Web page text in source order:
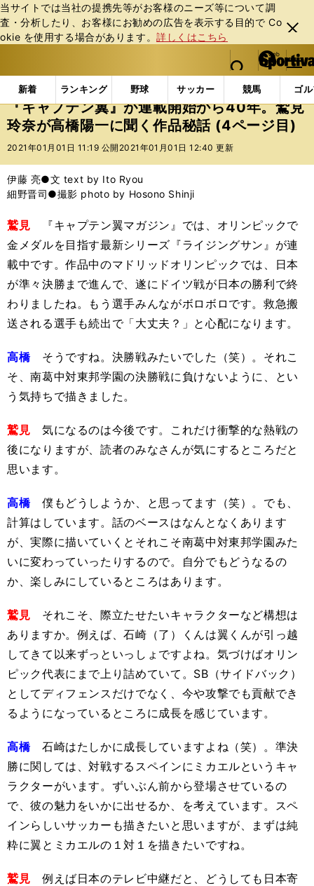
当サイトでは当社の提携先等がお客様のニーズ等について調
査・分析したり、お客様にお勧めの広告を表⽰する⽬的で Co
okie を使⽤する場合があります。詳しくはこちら
閉じ
る
web Sportiva (webスポルティーバ)
検索
マイペ
ー
ジ
メニュ
新着 ランキング 野球 サッカー 競馬 ゴ
b
ス
ポ
ル
バ
エンタメ その他 『キャプテン翼』が連載開始から
『キャプテン翼』が連載開始から40年。鷲見
玲奈が高橋陽一に聞く作品秘話 (4ページ目)
2021年01月01日 11:19 公開 2021年01月01日 12:40 更新
伊藤 亮●文 text by Ito Ryou
細野晋司●撮影 photo by Hosono Shinji
鷲見 『キャプテン翼マガジン』では、オリンピックで
金メダルを目指す最新シリーズ『ライジングサン』が連
載中です。作品中のマドリッドオリンピックでは、日本
が準々決勝まで進んで、遂にドイツ戦が日本の勝利で終
わりましたね。もう選手みんながボロボロです。救急搬
送される選手も続出で「大丈夫？」と心配になります。
高橋そうですね。決勝戦みたいでした（笑）。それこ
そ、南葛中対東邦学園の決勝戦に負けないように、とい
う気持ちで描きました。
鷲見 気になるのは今後です。これだけ衝撃的な熱戦の
後になりますが、読者のみなさんが気にするところだと
思います。
高橋僕もどうしようか、と思ってます（笑）。でも、
計算はしています。話のベースはなんとなくあります
が、実際に描いていくとそれこそ南葛中対東邦学園みた
いに変わっていったりするので。自分でもどうなるの
か、楽しみにしているところはあります。
鷲見 それこそ、際立たせたいキャラクターなど構想は
ありますか。例えば、石崎（了）くんは翼くんが引っ越
してきて以来ずっといっしょですよね。気づけばオリン
ピック代表にまで上り詰めていて。SB（サイドバック）
としてディフェンスだけでなく、今や攻撃でも貢献でき
るようになっているところに成長を感じています。
高橋石崎はたしかに成長していますよね（笑）。準決
勝に関しては、対戦するスペインにミカエルというキャ
ラクターがいます。ずいぶん前から登場させているの
で、彼の魅力をいかに出せるか、を考えています。スペ
インらしいサッカーも描きたいと思いますが、まずは純
粋に翼とミカエルの１対１を描きたいですね。
鷲見 例えば日本のテレビ中継だと、どうしても日本寄